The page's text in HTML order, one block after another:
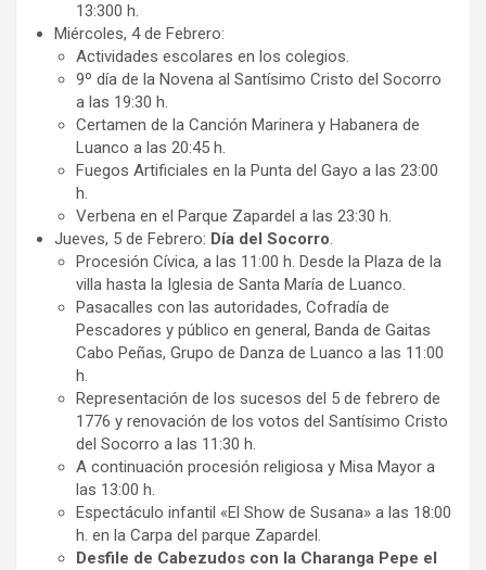
13:300 h.
Miércoles, 4 de Febrero:
Actividades escolares en los colegios.
9º día de la Novena al Santísimo Cristo del Socorro
a las 19:30 h.
Certamen de la Canción Marinera y Habanera de
Luanco a las 20:45 h.
Fuegos Artificiales en la Punta del Gayo a las 23:00
h.
Verbena en el Parque Zapardel a las 23:30 h.
Jueves, 5 de Febrero: Día del Socorro.
Procesión Cívica, a las 11:00 h. Desde la Plaza de la
villa hasta la Iglesia de Santa María de Luanco.
Pasacalles con las autoridades, Cofradía de
Pescadores y público en general, Banda de Gaitas
Cabo Peñas, Grupo de Danza de Luanco a las 11:00
h.
Representación de los sucesos del 5 de febrero de
1776 y renovación de los votos del Santísimo Cristo
del Socorro a las 11:30 h.
A continuación procesión religiosa y Misa Mayor a
las 13:00 h.
Espectáculo infantil «El Show de Susana» a las 18:00
h. en la Carpa del parque Zapardel.
Desfile de Cabezudos con la Charanga Pepe el